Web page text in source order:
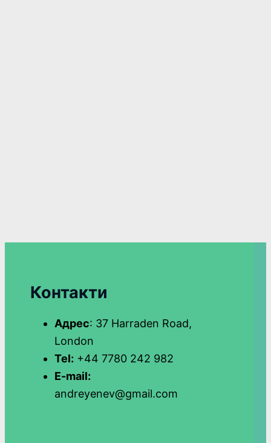
Контакти
Адрес: 37 Harraden Road,
London
Tel: +44 7780 242 982
E-mail:
andreyenev@gmail.com